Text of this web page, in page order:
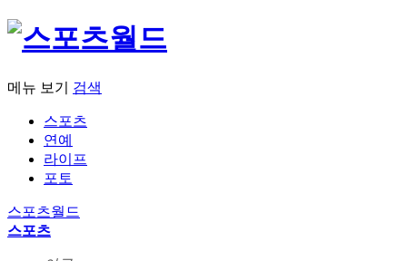
메뉴 보기 검색
스포츠
연예
라이프
포토
스포츠월드
스포츠